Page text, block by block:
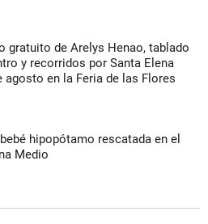
gratuito de Arelys Henao, tablado
y recorridos por Santa Elena
agosto en la Feria de las Flores
hipopótamo rescatada en el
Medio